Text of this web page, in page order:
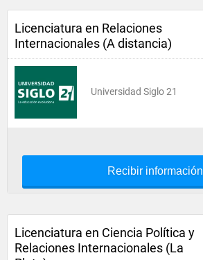
Licenciatura en Relaciones
Internacionales (A distancia)
Universidad Siglo 21
Recibir información
Licenciatura en Ciencia Política y
Relaciones Internacionales (La